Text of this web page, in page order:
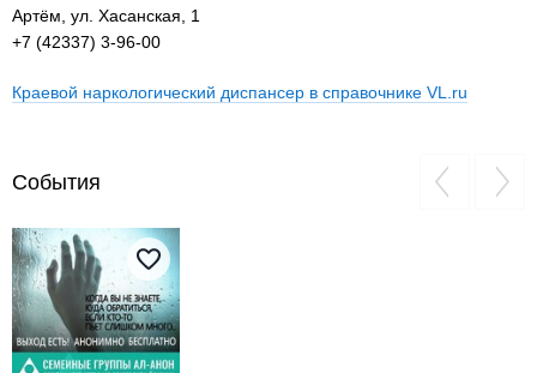
Артём, ул. Хасанская, 1
+7 (42337) 3-96-00
Краевой наркологический диспансер в справочнике VL.ru
События